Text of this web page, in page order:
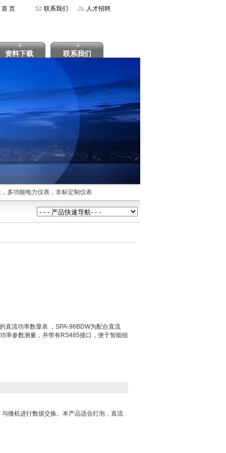
首 页 联系我们 人才招聘
资料下载 联系我们
多功能电力仪表，非标定制仪表
直流功率数显表 ，SPA-96BDW为配合直流
率参数测量，并带有RS485接口，便于智能组
微机进行数据交换。本产品适合灯泡，直流